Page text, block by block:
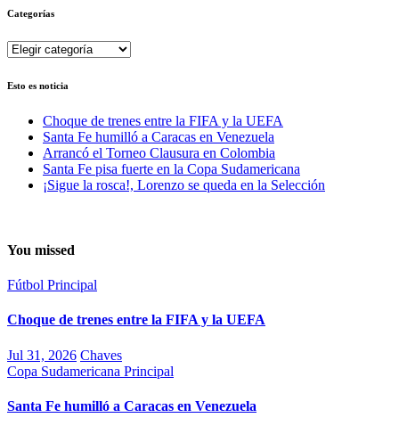
Categorías
Categorías
Esto es noticia
Choque de trenes entre la FIFA y la UEFA
Santa Fe humilló a Caracas en Venezuela
Arrancó el Torneo Clausura en Colombia
Santa Fe pisa fuerte en la Copa Sudamericana
¡Sigue la rosca!, Lorenzo se queda en la Selección
You missed
Fútbol Principal
Choque de trenes entre la FIFA y la UEFA
Jul 31, 2026 Chaves
Copa Sudamericana Principal
Santa Fe humilló a Caracas en Venezuela